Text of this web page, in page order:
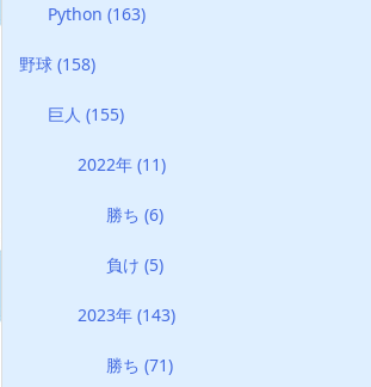
Python(163)
野球 (158)
巨人(155)
2022年 (11)
勝ち(6)
負け(5)
2023年 (143)
勝ち(71)